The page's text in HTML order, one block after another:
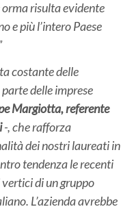
risulta evidente
e più l’intero Paese
costante delle
delle imprese
Margiotta, referente
-, che rafforza
dei nostri laureati in
tendenza le recenti
di un gruppo
L’azienda avrebbe